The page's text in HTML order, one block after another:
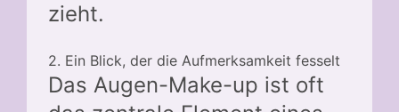
zieht.
2. Ein Blick, der die Aufmerksamkeit fesselt
Das Augen-Make-up ist oft